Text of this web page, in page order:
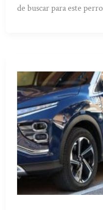
de buscar para este